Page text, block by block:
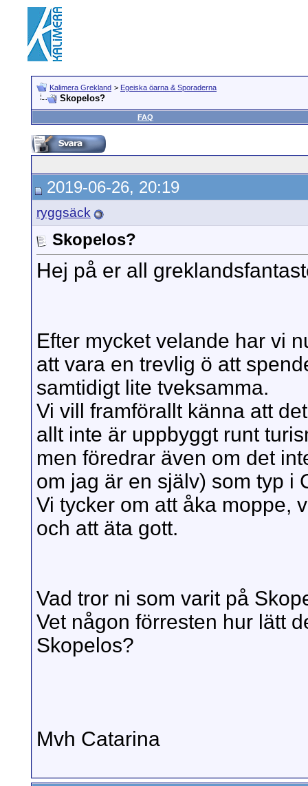
Kalimera Grekland > Egeiska öarna & Sporaderna
Skopelos?
FAQ
2019-06-26, 20:19
ryggsäck
Skopelos?
Hej på er all
Efter mycket velande har vi
att vara en trevlig ö att
samtidigt lite tveksamma.
Vi vill framförallt känna att
allt inte är uppbyggt runt
men föredrar även om det
om jag är en själv) som typ i
Vi tycker om att åka moppe,
och att äta gott.
Vad tror ni som varit på
Vet någon förresten hur lätt
Skopelos?
Mvh Catarina